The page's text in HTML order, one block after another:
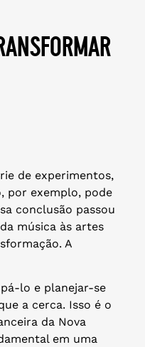
de experimentos,
por exemplo, pode
conclusão passou
música às artes
A
lo e planejar-se
a cerca. Isso é o
da Nova
em uma